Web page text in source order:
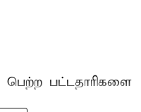
பெற்ற பட்டதாரிகளை